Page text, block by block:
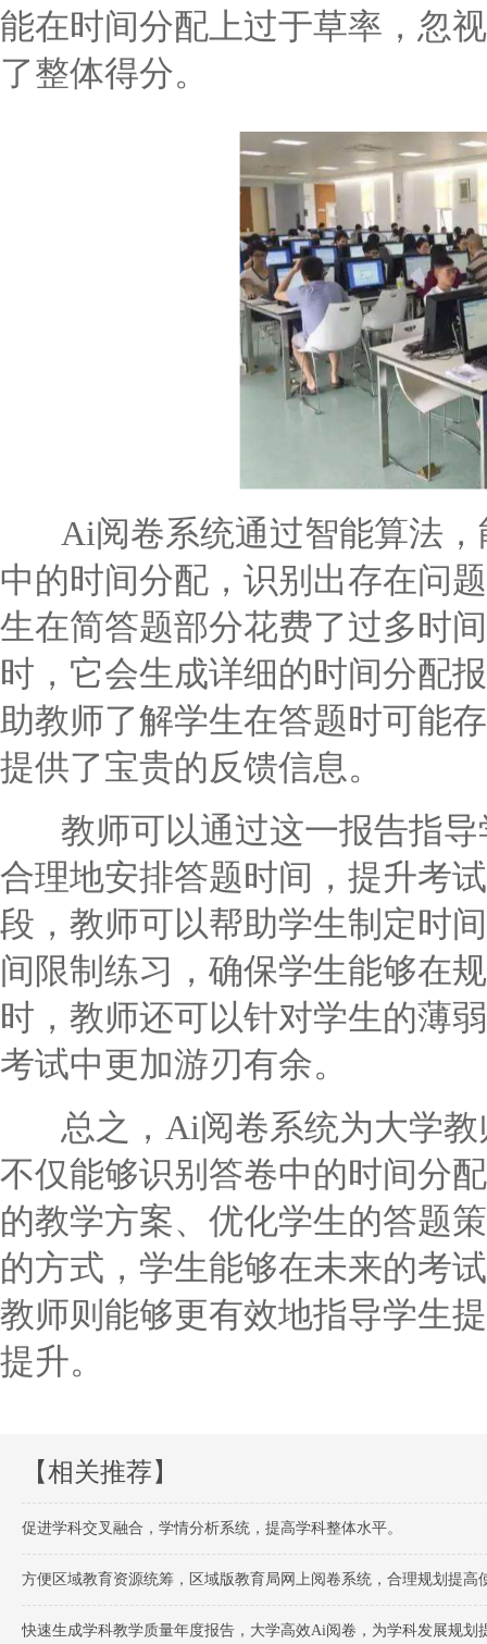
能在时间分配上过于草率，忽
了整体得分。
Ai阅卷系统通过智能算法，
中的时间分配，识别出存在问
生在简答题部分花费了过多时
时，它会生成详细的时间分配
助教师了解学生在答题时可能
提供了宝贵的反馈信息。
教师可以通过这一报告指导
合理地安排答题时间，提升考
段，教师可以帮助学生制定时
间限制练习，确保学生能够在
时，教师还可以针对学生的薄
考试中更加游刃有余。
总之，Ai阅卷系统为大学教
不仅能够识别答卷中的时间分
的教学方案、优化学生的答题
的方式，学生能够在未来的考
教师则能够更有效地指导学生
提升。
【相关推荐】
促进学科交叉融合，学情分析系统，提高学科整体水平。
方便区域教育资源统筹，区域版教育局网上阅卷系统，合理规划提高
快速生成学科教学质量年度报告，大学高效Ai阅卷，为学科发展规划